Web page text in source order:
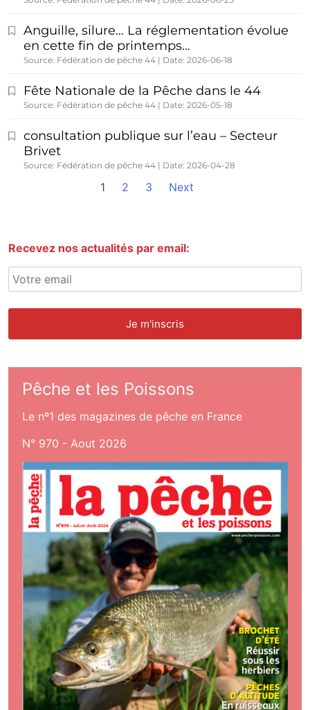
Anguille, silure… La réglementation évolue
en cette fin de printemps…
Source: Fédération de pêche 44 Date: 2026-06-18
Fête Nationale de la Pêche dans le 44
Source: Fédération de pêche 44 Date: 2026-05-18
consultation publique sur l’eau – Secteur
Brivet
Source: Fédération de pêche 44 Date: 2026-04-28
1 2 3 Next
Recevez nos actualités par email:
Pêche et les Poissons
Le nº1 des magazines de pêche en France
N° 970 - Aout 2026